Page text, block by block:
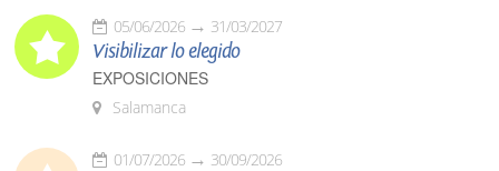
05/06/2026 31/03/2027
Visibilizar lo elegido
EXPOSICIONES
Salamanca
01/07/2026 30/09/2026